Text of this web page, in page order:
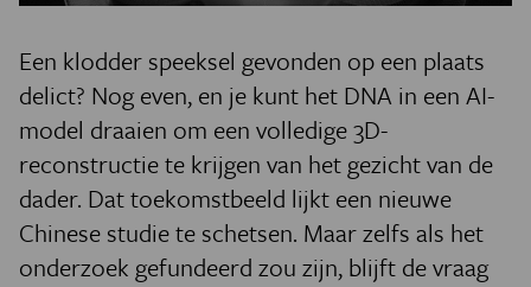
Een klodder speeksel gevonden op een plaats
delict? Nog even, en je kunt het DNA in een AI-
model draaien om een volledige 3D-
reconstructie te krijgen van het gezicht van de
dader. Dat toekomstbeeld lijkt een nieuwe
Chinese studie te schetsen. Maar zelfs als het
onderzoek gefundeerd zou zijn, blijft de vraag